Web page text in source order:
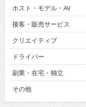
ホスト・モデル・AV
接客・販売サービス
クリエイティブ
ドライバー
副業・在宅・独立
その他